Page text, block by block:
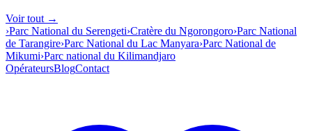
Voir tout →
›Parc National du Serengeti›Cratère du Ngorongoro›Parc National
de Tarangire›Parc National du Lac Manyara›Parc National de
Mikumi›Parc national du Kilimandjaro
OpérateursBlogContact